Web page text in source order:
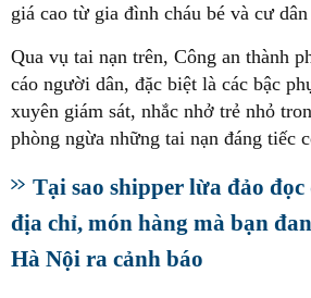
giá cao từ gia đình cháu bé và cư
Qua vụ tai nạn trên, Công an thành
cáo người dân, đặc biệt là các bậc
xuyên giám sát, nhắc nhở trẻ nhỏ
phòng ngừa những tai nạn đáng tiếc
Tại sao shipper lừa đảo
địa chỉ, món hàng mà bạn
Hà Nội ra cảnh báo